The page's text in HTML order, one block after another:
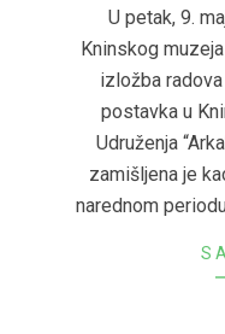
U petak, 9.
Kninskog
izložba radova
postavka u
Udruženja
zamišljena je
narednom